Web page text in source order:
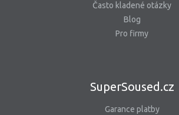
Často kladené otázky
Blog
Pro firmy
SuperSoused.cz
Garance platby